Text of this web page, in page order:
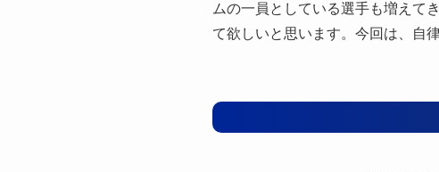
ムの一員としている選手も増えて
て欲しいと思います。今回は、自